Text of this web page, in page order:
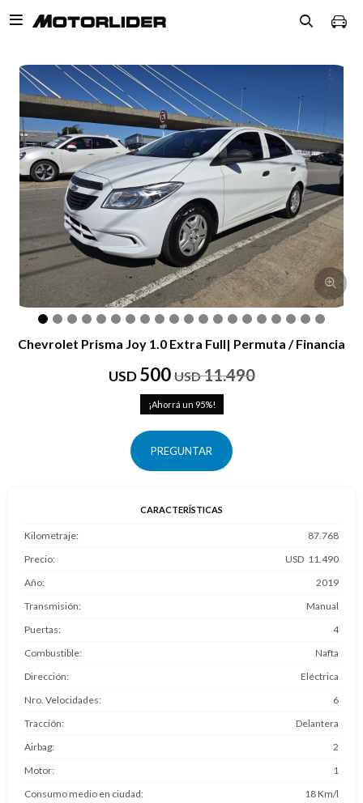

Chevrolet Prisma Joy 1.0 Extra Full| Permuta / Financia
USD 500 USD11.490
95
PREGUNTAR
CARACTERÍSTICAS
Kilometraje
87.768
Precio
11.490
Año
2019
Transmisión
Manual
Puertas
4
Combustible
Nafta
Dirección
Eléctrica
Nro. Velocidades
6
Tracción
Delantera
Airbag
2
Motor
1
Consumo medio en ciudad
18 Km/l